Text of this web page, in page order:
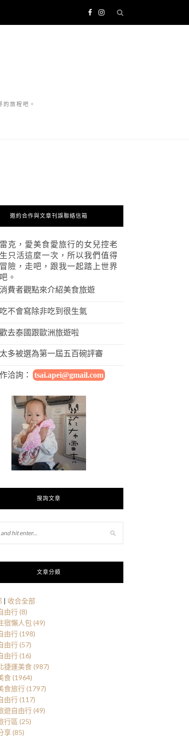
旅程吧。
邀約合作與文章刊誤聯絡信箱
克，愛美食愛旅行的女兒控老
只活這麼一次，所以我們值得
險，走吧，跟我一起踏上世界
。
費者觀點來介紹美食旅遊
不會寫除非吃到很生氣
去泰國跟歐洲旅遊啦
多被選為第一屆五百碗評審
洽詢： tsai.apei@gmail.com
搜詢文章
文章分類
| 收合全部
由行 (8)
宿懶人包 (49)
由行 (198)
由行 (57)
由行 (16)
捷運美食 (987)
食 (1964)
食旅行 (1797)
由行 (117)
遊自由行 (49)
行區 (25)
享 (85)